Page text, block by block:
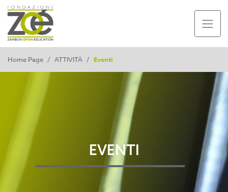
Home Page / ATTIVITÀ / Eventi
EVENTI